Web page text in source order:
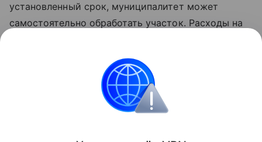
установленный срок, муниципалитет может
самостоятельно обработать участок. Расходы на
владельца в течение двух месяцев или через суд.
Нейросети Искусственный